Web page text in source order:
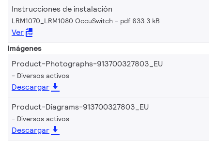
Instrucciones de instalación
LRM1070_LRM1080 OccuSwitch pdf 633.3 kB
Ver
Imágenes
Product-Photographs-913700327803_EU
Diversos activos
Descargar
Product-Diagrams-913700327803_EU
Diversos activos
Descargar